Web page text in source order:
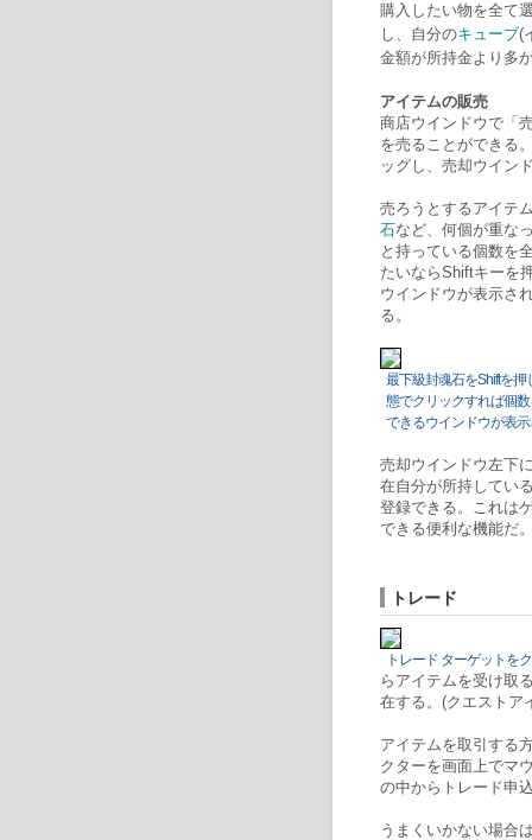
購入したい物を全て
し、自分のキューブ(
金額が所持金より多
アイテムの販売
商店ウインドウで「
を売ることができる
ッグし、売却ウイン
売ろうとするアイテ
石など、何個が重な
と持っている個数を
たいならShiftキーを
ウインドウが表示さ
る。
最下級封魂石をShiftを押
態でクリックすれば個
できるウインドウが表
売却ウインドウ左下
在自分が所持してい
登録できる。これは
できる便利な機能だ
トレード
トレード ターゲットを
らアイテムを受け取
在する。(クエストア
アイテムを取引する
クターを画面上でマ
の中からトレード申
うまくいかない場合